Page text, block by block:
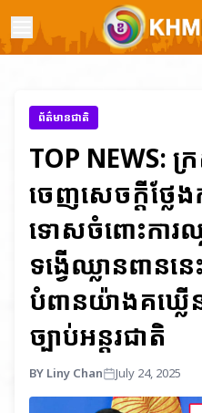
ព័ត៌មានជាតិ
TOP NEWS:
ចេញសេចក្តីថ្លែ
ទោសចំពោះការ
ទង្វើឈ្លានពានន
បំពានយ៉ាងគឃ្លើ
ច្បាប់អន្តរជាតិ
BY Liny Chan July 24, 2025